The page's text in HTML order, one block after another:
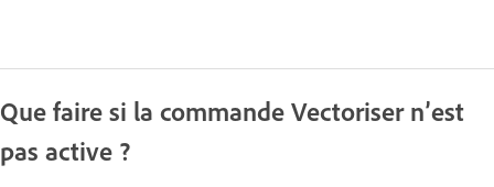
Que faire si la commande Vectoriser n’est
pas active ?